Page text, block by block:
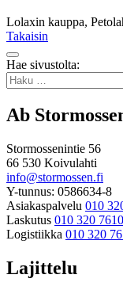
Lolaxin kauppa,
Takaisin
Takaisin
ylös
Hae sivustolta:
Haku:
Ab
Stormossenintie 56
66 530 Koivulahti
info@stormossen.fi
Y-tunnus: 0586634-8
Asiakaspalvelu 010
Laskutus 010 320 7610
Logistiikka 010 320
Lajittelu